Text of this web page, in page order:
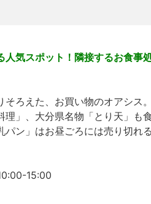
人気スポット！隣接するお食事
そろえた、お買い物のオアシス
」、大分県名物「とり天」も
ン」はお昼ごろには売り切れ
15:00